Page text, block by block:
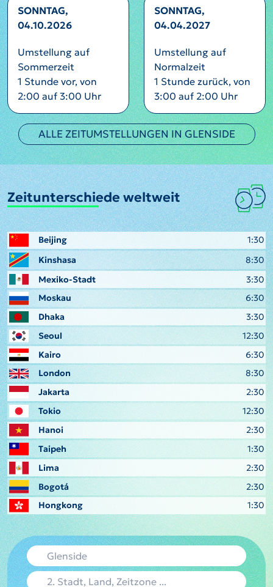
SONNTAG,
04.10.2026
Umstellung auf
Sommerzeit
1 Stunde vor, von
2:00 auf 3:00 Uhr
SONNTAG,
04.04.2027
Umstellung auf
Normalzeit
1 Stunde zurück, von
3:00 auf 2:00 Uhr
ALLE ZEITUMSTELLUNGEN IN GLENSIDE
Zeitunterschiede weltweit
Beijing
1:30
Kinshasa
8:30
Mexiko-Stadt
3:30
Moskau
6:30
Dhaka
3:30
Seoul
12:30
Kairo
6:30
London
8:30
Jakarta
2:30
Tokio
12:30
Hanoi
2:30
Taipeh
1:30
Lima
2:30
Bogotá
2:30
Hongkong
1:30